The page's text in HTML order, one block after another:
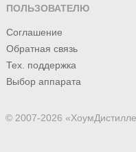
ПОЛЬЗОВАТЕЛЮ
Соглашение
Обратная связь
Тех. поддержка
Выбор аппарата
© 2007-2026